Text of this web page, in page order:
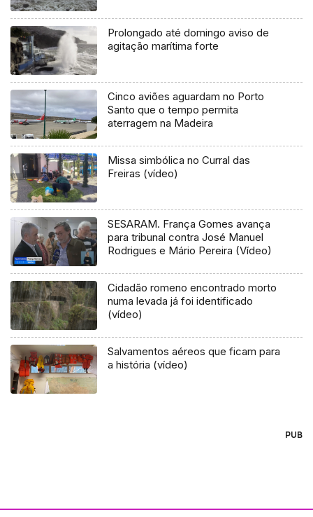
Prolongado até domingo aviso de
agitação marítima forte
Cinco aviões aguardam no Porto
Santo que o tempo permita
aterragem na Madeira
Missa simbólica no Curral das
Freiras (vídeo)
SESARAM. França Gomes avança
para tribunal contra José Manuel
Rodrigues e Mário Pereira (Vídeo)
Cidadão romeno encontrado morto
numa levada já foi identificado
(vídeo)
Salvamentos aéreos que ficam para
a história (vídeo)
PUB